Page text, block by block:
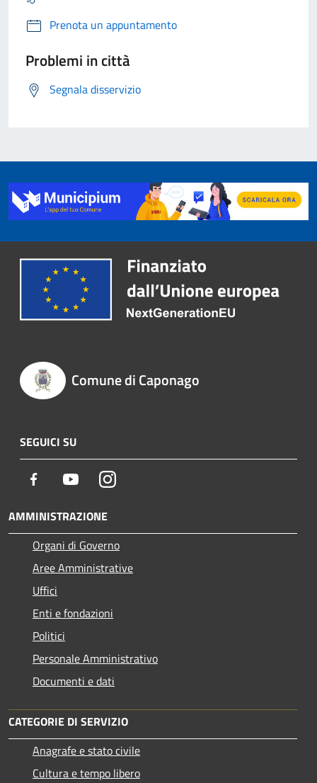
Prenota un appuntamento
Problemi in città
Segnala disservizio
Comune di Caponago
SEGUICI SU
Facebook YoutubeInstagram
AMMINISTRAZIONE
Organi di Governo
Aree Amministrative
Uffici
Enti e fondazioni
Politici
Personale Amministrativo
Documenti e dati
CATEGORIE DI SERVIZIO
Anagrafe e stato civile
Cultura e tempo libero